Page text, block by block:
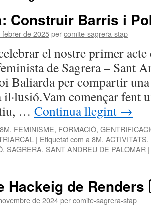
Construir Barris i
febrer de 2025percomite-sagrera-stap
el nostre primer acte
de Sagrera – Sant
Baliarda per compartir
començar fent
… Continua llegint →
8M, FEMINISME, FORMACIÓ,
| Etiquetat com a 8M, ACTIVITATS,
, SAGRERA, SANT ANDREU DE PALOMAR |
Hackeig de Renders
de 2024percomite-sagrera-stap